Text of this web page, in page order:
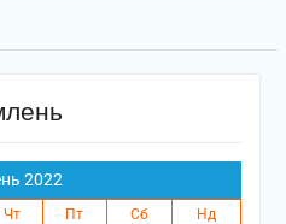
2022
Чт Пт Сб
Нд